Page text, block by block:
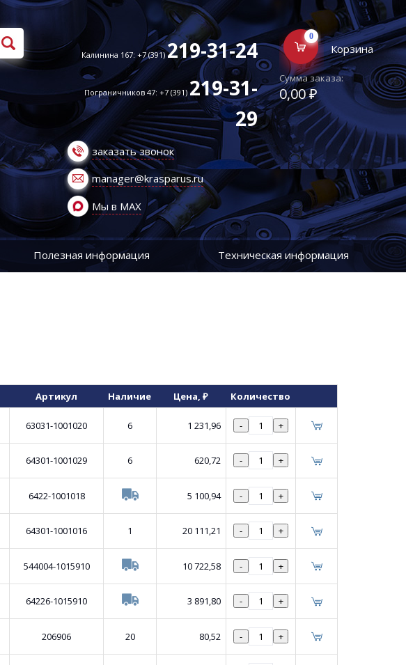
Калинина 167: +7 (391)219-31-24
Пограничников 47: +7 (391)219-31-
29
заказать звонок
manager@krasparus.ru
Мы в MAX
0
Корзина
Сумма заказа:
0,00 ₽
Полезная информация Техническая информация
Артикул Наличие Цена, ₽ Количество
63031-1001020 6 1 231,96 - +
64301-1001029 6 620,72 - +
6422-1001018 5 100,94 - +
64301-1001016 1 20 111,21 - +
544004-1015910 10 722,58 - +
64226-1015910 3 891,80 - +
206906 20 80,52 - +